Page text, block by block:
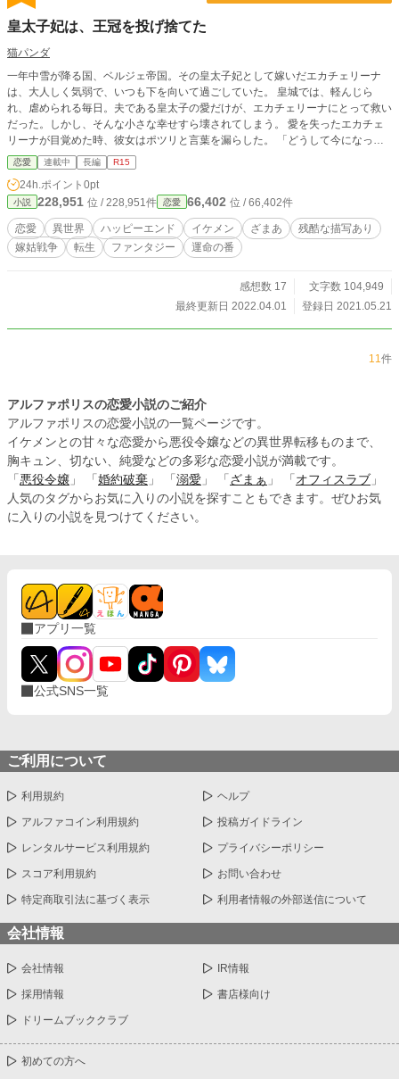
皇太子妃は、王冠を投げ捨てた
猫パンダ
一年中雪が降る国、ベルジェ帝国。その皇太子妃として嫁いだエカチェリーナ
は、大人しく気弱で、いつも下を向いて過ごしていた。 皇城では、軽んじら
れ、虐められる毎日。夫である皇太子の愛だけが、エカチェリーナにとって救い
だった。しかし、そんな小さな幸せすら壊されてしまう。 愛を失ったエカチェ
リーナが目覚めた時、彼女はポツリと言葉を漏らした。 「どうして今になっ
て、思い出すの」 大人しくて気弱なエカチェリーナは、もういない。 ※主人公
が、前世の記憶を思い出すまで、可哀想な目にあいます。残酷な表現・流産の描
写もあります。苦手な方はご注意下さいませ。
恋愛 連載中 長編 R15
24h.ポイント 0pt
小説 228,951 位 / 228,951件 恋愛 66,402 位 / 66,402件
恋愛 異世界 ハッピーエンド イケメン ざまあ
残酷な描写あり
嫁姑戦争
転生 ファンタジー 運命の番
感想数 17
文字数 104,949
最終更新日 2022.04.01
登録日 2021.05.21
11件
アルファポリスの恋愛小説のご紹介
アルファポリスの恋愛小説の一覧ページです。
イケメンとの甘々な恋愛から悪役令嬢などの異世界転移ものまで、
胸キュン、切ない、純愛などの多彩な恋愛小説が満載です。
「 悪役令嬢 」 「 婚約破棄 」 「 溺愛 」 「 ざまぁ 」 「 オフィスラブ 」
人気のタグからお気に入りの小説を探すこともできます。ぜひお気
に入りの小説を見つけてください。
アプリ一覧
公式SNS一覧
ご利用について
利用規約 ヘルプ
アルファコイン利用規約 投稿ガイドライン
レンタルサービス利用規約 プライバシーポリシー
スコア利用規約 お問い合わせ
特定商取引法に基づく表示 利用者情報の外部送信について
会社情報
会社情報 IR情報
採用情報 書店様向け
ドリームブッククラブ
初めての方へ